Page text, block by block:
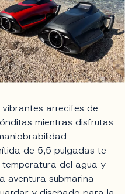
arrecifes de
mientras disfrutas
de 5,5 pulgadas te
del agua y
aventura submarina